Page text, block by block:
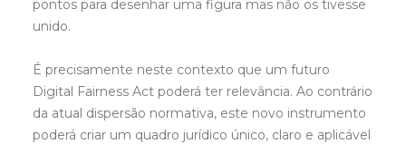
pontos para desenhar uma figura mas não os tivesse
unido.
É precisamente neste contexto que um futuro
Digital Fairness Act poderá ter relevância. Ao contrário
da atual dispersão normativa, este novo instrumento
poderá criar um quadro jurídico único, claro e aplicável